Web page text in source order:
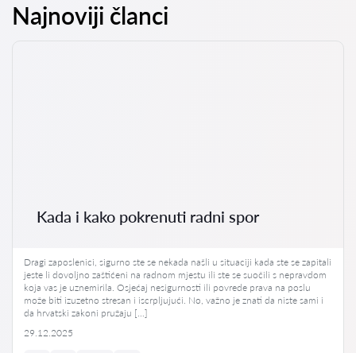
Najnoviji članci
Kada i kako pokrenuti radni spor
Dragi zaposlenici, sigurno ste se nekada našli u situaciji kada ste se zapitali
jeste li dovoljno zaštićeni na radnom mjestu ili ste se suočili s nepravdom
koja vas je uznemirila. Osjećaj nesigurnosti ili povrede prava na poslu
može biti izuzetno stresan i iscrpljujući. No, važno je znati da niste sami i
da hrvatski zakoni pružaju […]
29.12.2025